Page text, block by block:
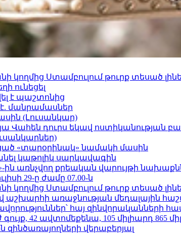
Ստամբուլում թուրք տեսած
ունեցել
է պաշտոնից
մանրամասներ
(Լուսանկար)
Վահեն դուրս եկավ ոստիկանության
«տարօրինակ» նամակի մասին
կաթոլիկ սարկավագին
ին առնչվող քրեական վարույթի
29-ը ժամը 07.00-ն
Ստամբուլում թուրք տեսած
առաջնության մեդալային
հայ զինվորականների
42 ավտոմեքենա, 105 միլիարդ 865
վերաբերյալ